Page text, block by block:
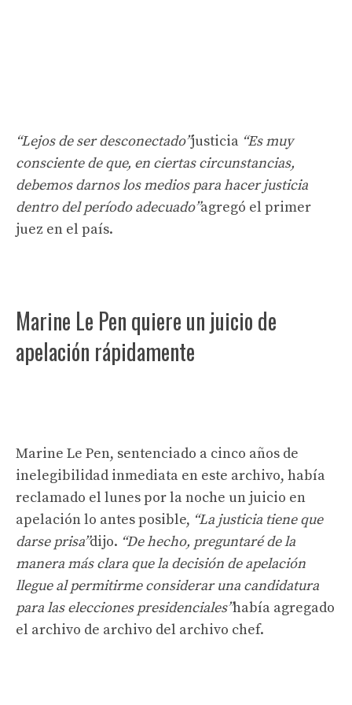
“Lejos de ser desconectado”justicia “Es muy
consciente de que, en ciertas circunstancias,
debemos darnos los medios para hacer justicia
dentro del período adecuado”agregó el primer
juez en el país.
Marine Le Pen quiere un juicio de
apelación rápidamente
Marine Le Pen, sentenciado a cinco años de
inelegibilidad inmediata en este archivo, había
reclamado el lunes por la noche un juicio en
apelación lo antes posible, “La justicia tiene que
darse prisa”dijo. “De hecho, preguntaré de la
manera más clara que la decisión de apelación
llegue al permitirme considerar una candidatura
para las elecciones presidenciales”había agregado
el archivo de archivo del archivo chef.